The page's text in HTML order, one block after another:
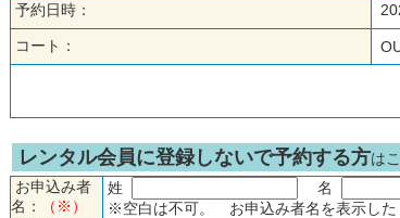
予約日時：
コート：
レンタル会員に登録しないで予約する方は
お申込み者
名：
（※）
姓
名
※空白は不可。 お申込み者名を表示した